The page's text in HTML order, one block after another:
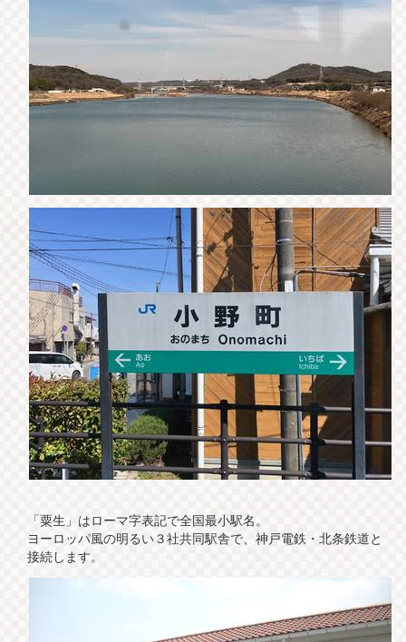
「粟生」はローマ字表記で全国最小駅名。
ヨーロッパ風の明るい３社共同駅舎で、神戸電鉄・北条鉄道と
接続します。